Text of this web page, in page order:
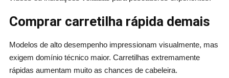
Comprar carretilha rápida demais
Modelos de alto desempenho impressionam visualmente, mas
exigem domínio técnico maior. Carretilhas extremamente
rápidas aumentam muito as chances de cabeleira.